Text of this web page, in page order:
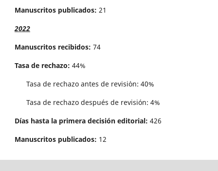
Manuscritos publicados: 21
2022
Manuscritos recibidos: 74
Tasa de rechazo: 44%
Tasa de rechazo antes de revisi´on: 40%
Tasa de rechazo después de revisión: 4%
Días hasta la primera decisión editorial: 426
Manuscritos publicados: 12